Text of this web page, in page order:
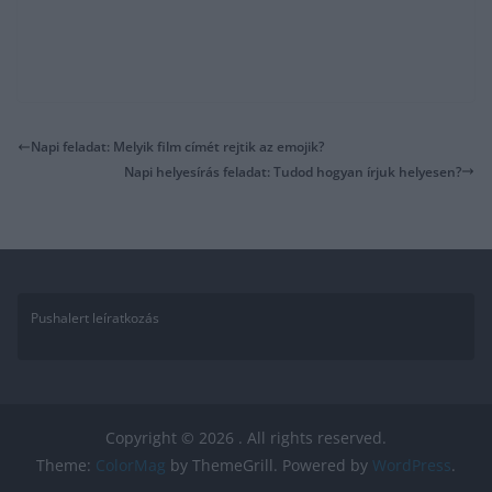
Napi feladat: Melyik film címét rejtik az emojik?
Napi helyesírás feladat: Tudod hogyan írjuk helyesen?
Pushalert leíratkozás
Copyright © 2026 . All rights reserved.
Theme: ColorMag by ThemeGrill. Powered by WordPress.